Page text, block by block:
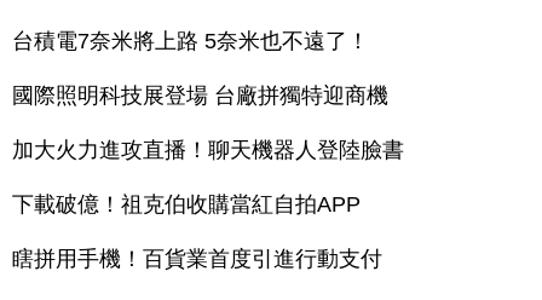
台積電7奈米將上路 5奈米也不遠了！
國際照明科技展登場 台廠拼獨特迎商機
加大火力進攻直播！聊天機器人登陸臉書
下載破億！祖克伯收購當紅自拍APP
瞎拼用手機！百貨業首度引進行動支付